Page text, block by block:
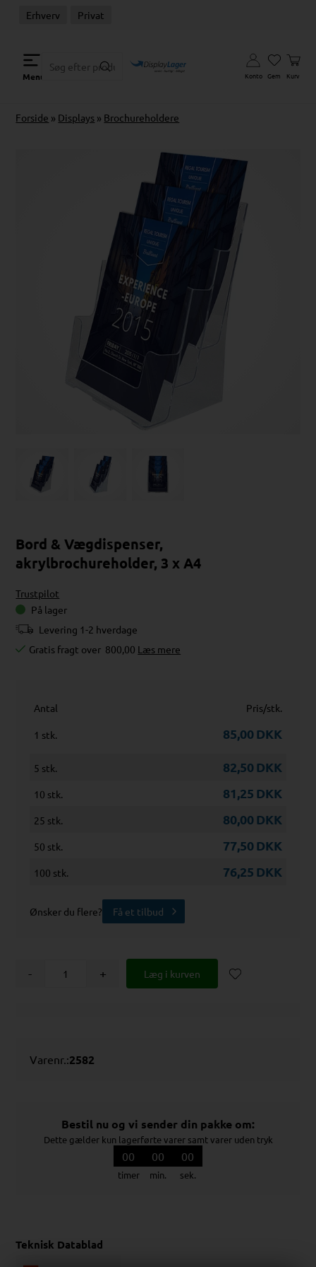
Erhverv Privat
Menu Konto Gem Kurv
Forside » Displays » Brochureholdere
Bord & Vægdispenser,
akrylbrochureholder, 3 x A4
Trustpilot
På lager
Levering 1-2 hverdage
Gratis fragt over 800,00 Læs mere
Antal Pris/stk.
1 stk. 85,00DKK
5 stk. 82,50DKK
10 stk. 81,25 DKK
25 stk. 80,00DKK
50 stk. 77,50DKK
100 stk. 76,25 DKK
Ønsker du flere? Få et tilbud
- +
Varenr.:2582
Bestil nu og vi sender din pakke om:
Dette gælder kun lagerførte varer samt varer uden tryk
00
timer
00
min.
00
sek.
Teknisk Datablad